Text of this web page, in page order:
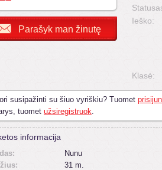
Parašyk man žinutę
Ieško:
Klasė:
susipažinti su šiuo vyriškiu? Tuomet
tuomet užsiregistruok.
informacija
Nunu
31 m.